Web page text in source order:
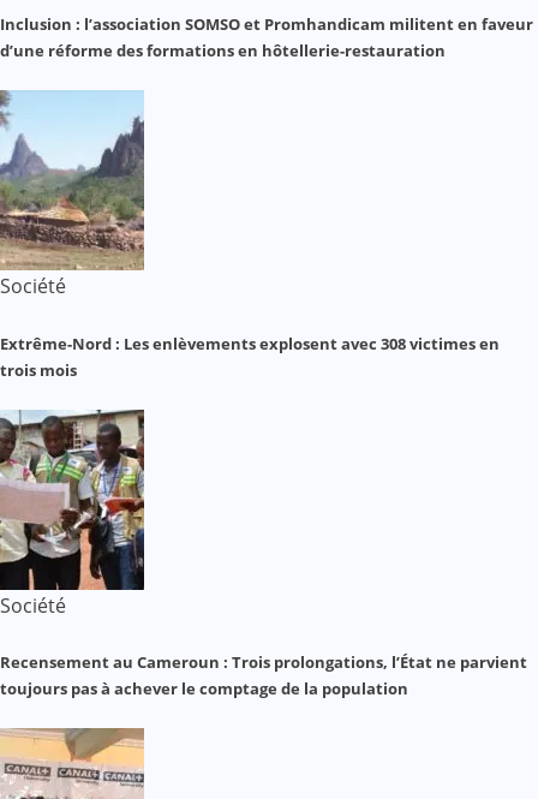
Inclusion : l’association SOMSO et Promhandicam militent en faveur
d’une réforme des formations en hôtellerie-restauration
Société
Extrême-Nord : Les enlèvements explosent avec 308 victimes en
trois mois
Société
Recensement au Cameroun : Trois prolongations, l’État ne parvient
toujours pas à achever le comptage de la population